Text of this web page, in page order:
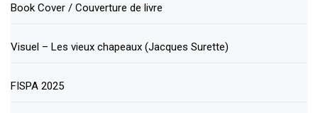
Book Cover / Couverture de livre
Visuel – Les vieux chapeaux (Jacques Surette)
FISPA 2025